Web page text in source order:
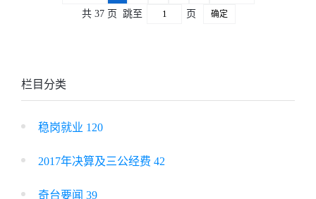
共 37 页
跳至 页 确定
栏目分类
稳岗就业 120
2017年决算及三公经费 42
奇台要闻 39